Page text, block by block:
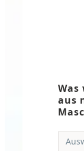
Was
aus